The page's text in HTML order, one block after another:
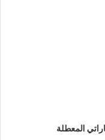
المعطلة